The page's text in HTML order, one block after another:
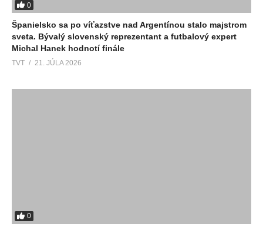
0
Španielsko sa po víťazstve nad Argentínou stalo majstrom
sveta. Bývalý slovenský reprezentant a futbalový expert
Michal Hanek hodnotí finále
TVT 21. JÚLA 2026
0